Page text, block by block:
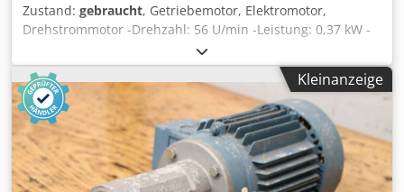
Zustand: gebraucht, Getriebemotor, Elektromotor,
Drehstrommotor -Drehzahl: 56 U/min -Leistung: 0,37 kW -
Bauform: B5 Winkel -Durchmesser Hohlwelle: Ø 20 mm -
Schutzart: IP 54 -Anzahl: 1x Motoren vorhanden -
Abmessungen: 540/330/H220 mm Chsdpfxec R R Aro Alcja -
Gewicht: 24 kg/Stück
Kleinanzeige